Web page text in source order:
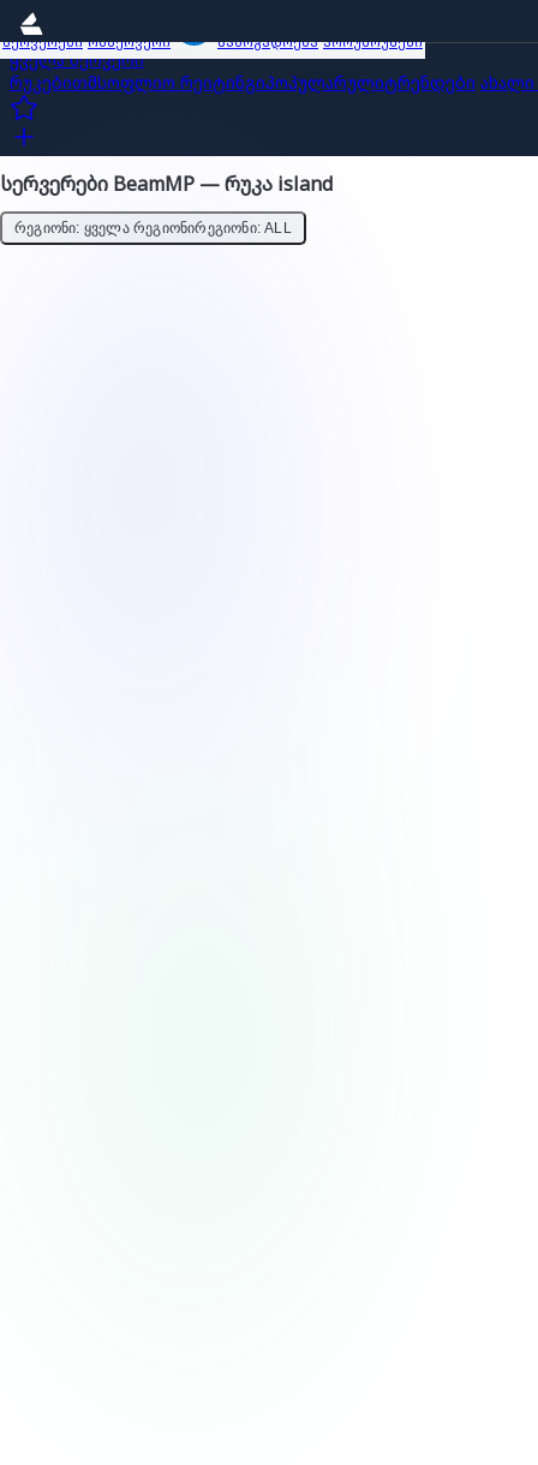
სერვერები ობზერვერი საზოგადოება პროუმოუშენი
ყველა სერვერი
რუკებითმსოფლიო რეიტინგიპოპულარულიტრენდები ახალი
სერვერები BeamMP — რუკა island
ᲠᲔᲒᲘᲝᲜᲘ: ᲧᲕᲔᲚᲐ ᲠᲔᲒᲘᲝᲜᲘᲠᲔᲒᲘᲝᲜᲘ: ALL